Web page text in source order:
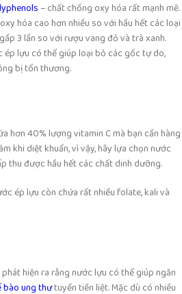
–chất chống oxy hóarất mạnh mẽ.
hóa cao hơn nhiều so với hầu hết các loại
3 lần so với rượu vang đỏ và trà xanh.
lựu có thể giúp loại bỏ các gốc tự do,
bị tổn thương.
hơn 40% lượngvitamin Cmà bạn cần hàng
khi diệt khuẩn, vì vậy, hãy lựa chọn nước
thu được hầu hết các chất dinh dưỡng.
ép lựu còn chứa rất nhiều folate, kali và
hiện ra rằng nước lựu có thể giúp ngăn
bào ung thưtuyến tiền liệt. Mặc dù có nhiều